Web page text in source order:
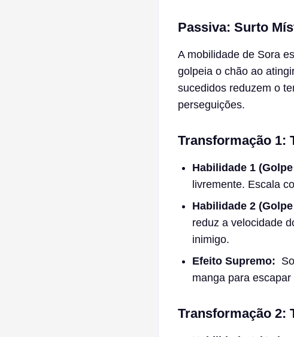
Passiva: Surto
A mobilidade de Sora
golpeia o chão ao
sucedidos reduzem o
perseguições.
Transformação 1:
Habilidade 1
livremente. Escala
Habilidade 2
reduz a velocidade
inimigo.
Efeito Supremo:
manga para
Transformação 2: